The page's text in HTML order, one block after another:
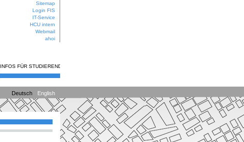
Sitemap
Login FIS
IT-Service
HCU intern
Webmail
ahoi
INFOS FÜR STUDIERENDE
Deutsch English